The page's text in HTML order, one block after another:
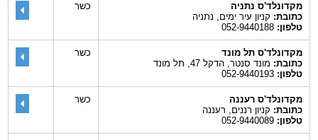
מקדונלד'ס נתניה
כתובת:קניון עיר ימים, נתניה
טלפון:052-9440188
כשר
מקדונלד'ס תל מונד
כתובת:מונד סנטר, הדקל 47, תל מונד
טלפון:052-9440193
כשר
מקדונלד'ס רעננה
כתובת:קניון רננים, רעננה
טלפון:052-9440089
כשר